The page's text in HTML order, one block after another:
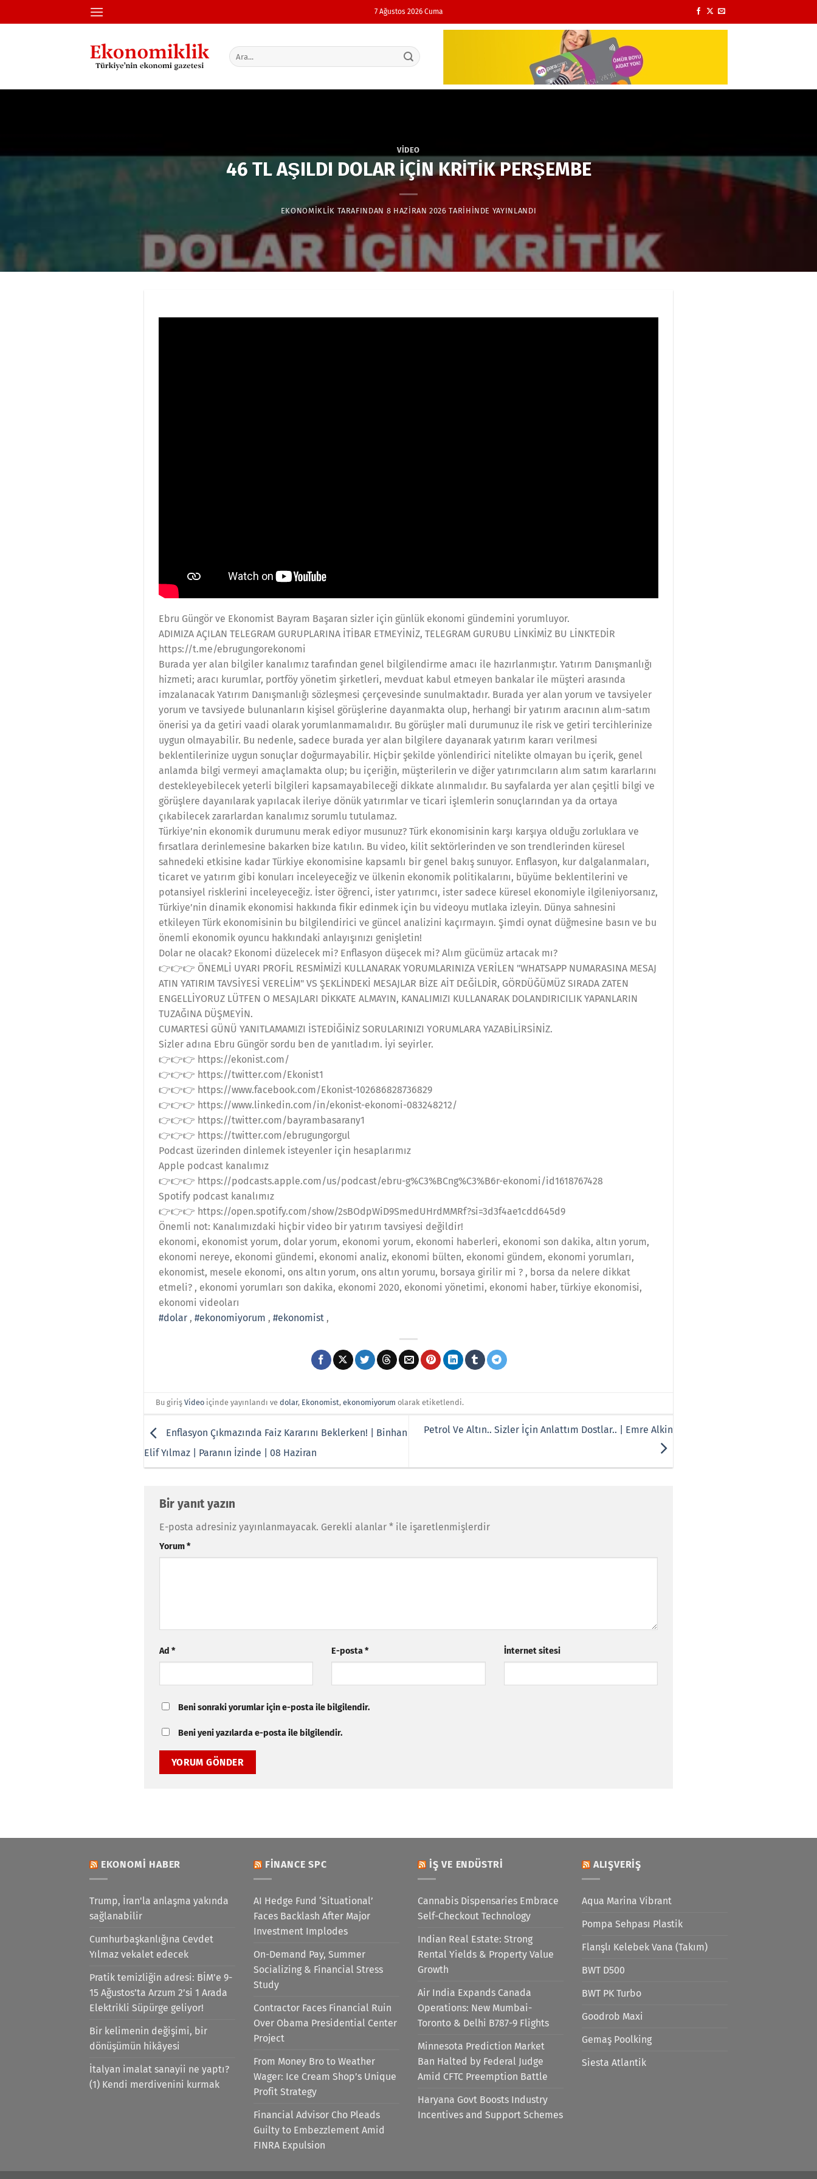
atla
7 Ağustos 2026 Cuma
VIDEO
46 TL AŞILDI DOLAR İÇİN KRİTİK PERŞEMBE
EKONOMIKLIK TARAFINDAN 8 HAZIRAN 2026 TARIHINDE YAYINLANDI
Ebru Güngör ve Ekonomist Bayram Başaran sizler için günlük ekonomi gündemini yorumluyor.
ADIMIZA AÇILAN TELEGRAM GURUPLARINA İTİBAR ETMEYİNİZ, TELEGRAM GURUBU LİNKİMİZ BU LİNKTEDİR
https://t.me/ebrugungorekonomi
Burada yer alan bilgiler kanalımız tarafından genel bilgilendirme amacı ile hazırlanmıştır. Yatırım Danışmanlığı
hizmeti; aracı kurumlar, portföy yönetim şirketleri, mevduat kabul etmeyen bankalar ile müşteri arasında
imzalanacak Yatırım Danışmanlığı sözleşmesi çerçevesinde sunulmaktadır. Burada yer alan yorum ve tavsiyeler
yorum ve tavsiyede bulunanların kişisel görüşlerine dayanmakta olup, herhangi bir yatırım aracının alım-satım
önerisi ya da getiri vaadi olarak yorumlanmamalıdır. Bu görüşler mali durumunuz ile risk ve getiri tercihlerinize
uygun olmayabilir. Bu nedenle, sadece burada yer alan bilgilere dayanarak yatırım kararı verilmesi
beklentilerinize uygun sonuçlar doğurmayabilir. Hiçbir şekilde yönlendirici nitelikte olmayan bu içerik, genel
anlamda bilgi vermeyi amaçlamakta olup; bu içeriğin, müşterilerin ve diğer yatırımcıların alım satım kararlarını
destekleyebilecek yeterli bilgileri kapsamayabileceği dikkate alınmalıdır. Bu sayfalarda yer alan çeşitli bilgi ve
görüşlere dayanılarak yapılacak ileriye dönük yatırımlar ve ticari işlemlerin sonuçlarından ya da ortaya
çıkabilecek zararlardan kanalımız sorumlu tutulamaz.
Türkiye’nin ekonomik durumunu merak ediyor musunuz? Türk ekonomisinin karşı karşıya olduğu zorluklara ve
fırsatlara derinlemesine bakarken bize katılın. Bu video, kilit sektörlerinden ve son trendlerinden küresel
sahnedeki etkisine kadar Türkiye ekonomisine kapsamlı bir genel bakış sunuyor. Enflasyon, kur dalgalanmaları,
ticaret ve yatırım gibi konuları inceleyeceğiz ve ülkenin ekonomik politikalarını, büyüme beklentilerini ve
potansiyel risklerini inceleyeceğiz. İster öğrenci, ister yatırımcı, ister sadece küresel ekonomiyle ilgileniyorsanız,
Türkiye’nin dinamik ekonomisi hakkında fikir edinmek için bu videoyu mutlaka izleyin. Dünya sahnesini
etkileyen Türk ekonomisinin bu bilgilendirici ve güncel analizini kaçırmayın. Şimdi oynat düğmesine basın ve bu
önemli ekonomik oyuncu hakkındaki anlayışınızı genişletin!
Dolar ne olacak? Ekonomi düzelecek mi? Enflasyon düşecek mi? Alım gücümüz artacak mı?
👉👉👉 ÖNEMLİ UYARI PROFİL RESMİMİZİ KULLANARAK YORUMLARINIZA VERİLEN "WHATSAPP NUMARASINA MESAJ
ATIN YATIRIM TAVSİYESİ VERELİM" VS ŞEKLİNDEKİ MESAJLAR BİZE AİT DEĞİLDİR, GÖRDÜĞÜMÜZ SIRADA ZATEN
ENGELLİYORUZ LÜTFEN O MESAJLARI DİKKATE ALMAYIN, KANALIMIZI KULLANARAK DOLANDIRICILIK YAPANLARIN
TUZAĞINA DÜŞMEYİN.
CUMARTESİ GÜNÜ YANITLAMAMIZI İSTEDİĞİNİZ SORULARINIZI YORUMLARA YAZABİLİRSİNİZ.
Sizler adına Ebru Güngör sordu ben de yanıtladım. İyi seyirler.
👉👉👉 https://ekonist.com/
👉👉👉 https://twitter.com/Ekonist1
👉👉👉 https://www.facebook.com/Ekonist-102686828736829
👉👉👉 https://www.linkedin.com/in/ekonist-ekonomi-083248212/
👉👉👉 https://twitter.com/bayrambasarany1
👉👉👉 https://twitter.com/ebrugungorgul
Podcast üzerinden dinlemek isteyenler için hesaplarımız
Apple podcast kanalımız
👉👉👉 https://podcasts.apple.com/us/podcast/ebru-g%C3%BCng%C3%B6r-ekonomi/id1618767428
Spotify podcast kanalımız
👉👉👉 https://open.spotify.com/show/2sBOdpWiD9SmedUHrdMMRf?si=3d3f4ae1cdd645d9
Önemli not: Kanalımızdaki hiçbir video bir yatırım tavsiyesi değildir!
ekonomi, ekonomist yorum, dolar yorum, ekonomi yorum, ekonomi haberleri, ekonomi son dakika, altın yorum,
ekonomi nereye, ekonomi gündemi, ekonomi analiz, ekonomi bülten, ekonomi gündem, ekonomi yorumları,
ekonomist, mesele ekonomi, ons altın yorum, ons altın yorumu, borsaya girilir mi ? , borsa da nelere dikkat
etmeli? , ekonomi yorumları son dakika, ekonomi 2020, ekonomi yönetimi, ekonomi haber, türkiye ekonomisi,
ekonomi videoları
#dolar , #ekonomiyorum , #ekonomist ,
Bu girişVideo içinde yayınlandı vedolar, Ekonomist,ekonomiyorum olarak etiketlendi.
Enflasyon Çıkmazında Faiz Kararını Beklerken! | Binhan
Elif Yılmaz | Paranın İzinde | 08 Haziran
Petrol Ve Altın.. Sizler İçin Anlattım Dostlar.. | Emre Alkin
Bir yanıt yazın
E-posta adresiniz yayınlanmayacak. Gerekli alanlar * ile işaretlenmişlerdir
Yorum*
Ad * E-posta* İnternet sitesi
Beni sonraki yorumlar için e-posta ile bilgilendir.
Beni yeni yazılarda e-posta ile bilgilendir.
EKONOMI HABER
Trump, İran'la anlaşma yakında
sağlanabilir
Cumhurbaşkanlığına Cevdet
Yılmaz vekalet edecek
Pratik temizliğin adresi: BİM’e 9-
15 Ağustos’ta Arzum 2’si 1 Arada
Elektrikli Süpürge geliyor!
Bir kelimenin değişimi, bir
dönüşümün hikâyesi
İtalyan imalat sanayii ne yaptı?
(1) Kendi merdivenini kurmak
FINANCE SPC
AI Hedge Fund ‘Situational’
Faces Backlash After Major
Investment Implodes
On-Demand Pay, Summer
Socializing & Financial Stress
Study
Contractor Faces Financial Ruin
Over Obama Presidential Center
Project
From Money Bro to Weather
Wager: Ice Cream Shop’s Unique
Profit Strategy
Financial Advisor Cho Pleads
Guilty to Embezzlement Amid
FINRA Expulsion
İŞ VE ENDÜSTRI
Cannabis Dispensaries Embrace
Self-Checkout Technology
Indian Real Estate: Strong
Rental Yields & Property Value
Growth
Air India Expands Canada
Operations: New Mumbai-
Toronto & Delhi B787-9 Flights
Minnesota Prediction Market
Ban Halted by Federal Judge
Amid CFTC Preemption Battle
Haryana Govt Boosts Industry
Incentives and Support Schemes
ALIŞVERIŞ
Aqua Marina Vibrant
Pompa Sehpası Plastik
Flanşlı Kelebek Vana (Takım)
BWT D500
BWT PK Turbo
Goodrob Maxi
Gemaş Poolking
Siesta Atlantik